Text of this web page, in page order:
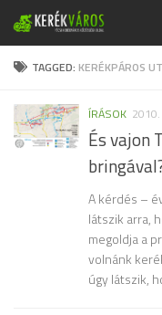
Skip to content
TAGGED: KERÉKPÁROS
ÍRÁSOK 2010.
És vajon
A kérdés –
látszik arra,
megoldja a
volnánk
úgy látszik,